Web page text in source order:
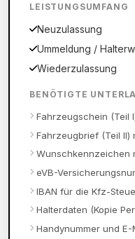
LEISTUNGSUMFANG
Neuzulassung
Ummeldung /
Wiederzulassung
BENÖTIGTE
Fahrzeugschein (Teil
Fahrzeugbrief (Teil II)
Wunschkennzeichen
eVB-
IBAN für die Kfz-
Halterdaten (Kopie
Handynummer und